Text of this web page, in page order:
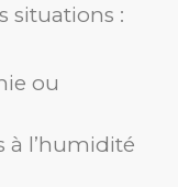
situations :
ou
à l’humidité